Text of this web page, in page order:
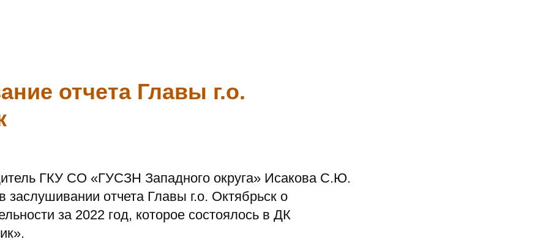
отчета Главы г.о.
ГКУ СО «ГУСЗН Западного округа» Исакова С.Ю.
заслушивании отчета Главы г.о. Октябрьск о
за 2022 год, которое состоялось в ДК